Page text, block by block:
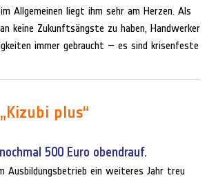
Allgemeinen liegt ihm sehr am Herzen. Als
keine Zukunftsängste zu haben, Handwerker
immer gebraucht – es sind krisenfeste
plus“
500 Euro obendrauf.
Ausbildungsbetrieb ein weiteres Jahr treu